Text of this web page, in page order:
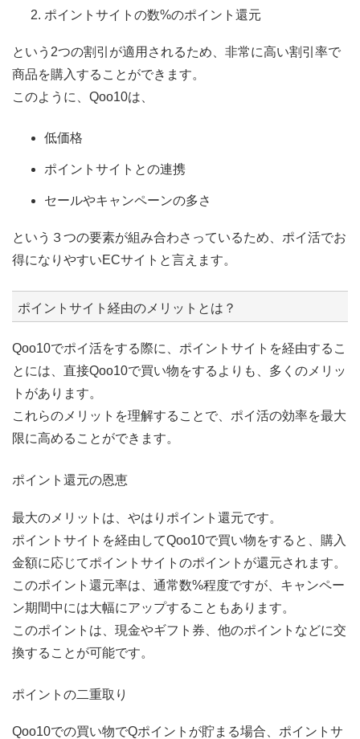
ポイントサイトの数%のポイント還元
という2つの割引が適用されるため、非常に高い割引率で
商品を購入することができます。
このように、Qoo10は、
低価格
ポイントサイトとの連携
セールやキャンペーンの多さ
という３つの要素が組み合わさっているため、ポイ活でお
得になりやすいECサイトと言えます。
ポイントサイト経由のメリットとは？
Qoo10でポイ活をする際に、ポイントサイトを経由するこ
とには、直接Qoo10で買い物をするよりも、多くのメリッ
トがあります。
これらのメリットを理解することで、ポイ活の効率を最大
限に高めることができます。
ポイント還元の恩恵
最大のメリットは、やはりポイント還元です。
ポイントサイトを経由してQoo10で買い物をすると、購入
金額に応じてポイントサイトのポイントが還元されます。
このポイント還元率は、通常数%程度ですが、キャンペー
ン期間中には大幅にアップすることもあります。
このポイントは、現金やギフト券、他のポイントなどに交
換することが可能です。
ポイントの二重取り
Qoo10での買い物でQポイントが貯まる場合、ポイントサ